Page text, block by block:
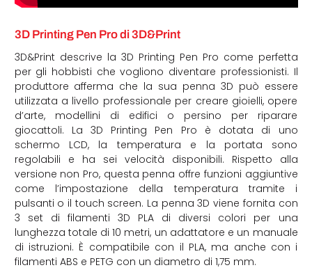
3D Printing Pen Pro di 3D&Print
3D&Print descrive la 3D Printing Pen Pro come perfetta
per gli hobbisti che vogliono diventare professionisti. Il
produttore afferma che la sua penna 3D può essere
utilizzata a livello professionale per creare gioielli, opere
d’arte, modellini di edifici o persino per riparare
giocattoli. La 3D Printing Pen Pro è dotata di uno
schermo LCD, la temperatura e la portata sono
regolabili e ha sei velocità disponibili. Rispetto alla
versione non Pro, questa penna offre funzioni aggiuntive
come l’impostazione della temperatura tramite i
pulsanti o il touch screen. La penna 3D viene fornita con
3 set di filamenti 3D PLA di diversi colori per una
lunghezza totale di 10 metri, un adattatore e un manuale
di istruzioni. È compatibile con il PLA, ma anche con i
filamenti ABS e PETG con un diametro di 1,75 mm.